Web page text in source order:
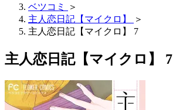
ベツコミ
＞
主人恋日記【マイクロ】
＞
主人恋日記【マイクロ】 7
主人恋日記【マイクロ】 7